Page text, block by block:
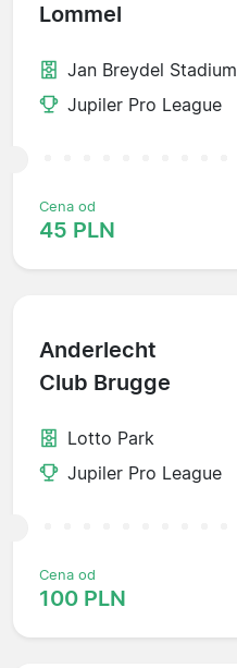
Lommel
Jan Breydel Stadium
Jupiler Pro League
Cena od
45 PLN
Anderlecht
Club Brugge
Lotto Park
Jupiler Pro League
Cena od
100 PLN